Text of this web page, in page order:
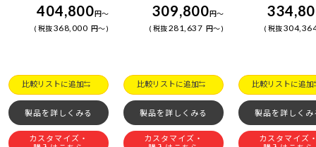
404,800円～
税抜368,000 円～
比較リストに追加
製品を詳しくみる
カスタマイズ・
309,800円～
税抜281,637 円～
比較リストに追加
製品を詳しくみる
カスタマイズ・
税抜
比較リストに追加
製品を詳しくみ
カスタマイズ